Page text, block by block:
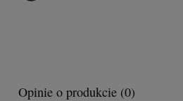
Opinie o produkcie (0)